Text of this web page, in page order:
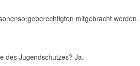
mitgebracht werden.
des Jugendschutzes? Ja.